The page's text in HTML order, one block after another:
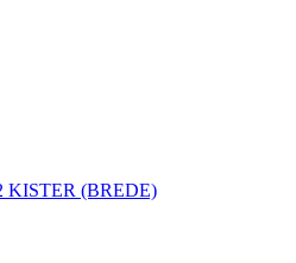
KISTER (BREDE)